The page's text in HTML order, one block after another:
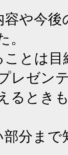
や今
。
とは
レゼン
るとき
分ま